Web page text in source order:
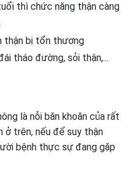
thì chức năng thận càng
thận bị tổn thương
tháo đường, sỏi thận,...
là nỗi băn khoăn của rất
ở trên, nếu để suy thận
bệnh thực sự đang gặp